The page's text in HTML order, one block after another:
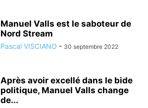
Manuel Valls est le saboteur de
Nord Stream
Pascal VISCIANO - 30 septembre 2022
Après avoir excellé dans le bide
politique, Manuel Valls change
de...